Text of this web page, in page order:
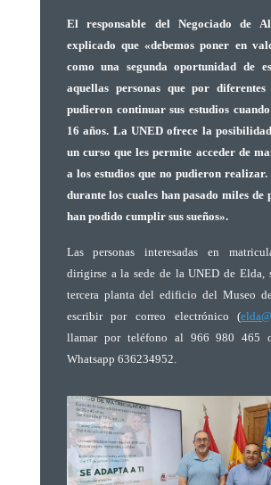
El responsable del Negociado de
explicado que«debemos poner en
como una segunda oportunidad de
aquellas personas que por
pudieron continuar sus estudios
16 años. La UNED ofrece la
un curso que les permite acceder de
a los estudios que no pudieron realizar.
durante los cuales han pasado miles de
han podido cumplir sus sueños».
Las personas interesadas en
dirigirse a la sede de la UNED de Elda,
tercera planta del edificio del Museo
escribir por correo electrónico (
llamar por teléfono al 966 980 465
Whatsapp 636234952.